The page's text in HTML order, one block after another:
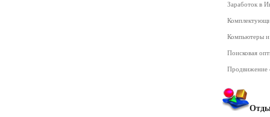
Заработок в
Компьютеры
Поисковая
Продвижение